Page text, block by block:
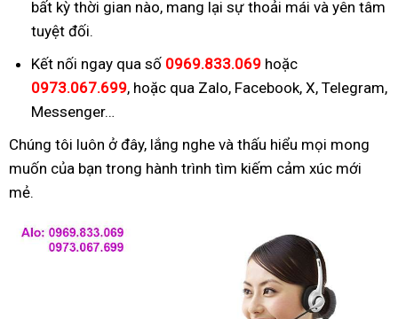
bất kỳ thời gian nào, mang lại sự thoải mái và yên tâm
tuyệt đối.
Kết nối ngay qua số 0969.833.069 hoặc
0973.067.699, hoặc qua Zalo, Facebook, X, Telegram,
Messenger…
Chúng tôi luôn ở đây, lắng nghe và thấu hiểu mọi mong
muốn của bạn trong hành trình tìm kiếm cảm xúc mới
mẻ.